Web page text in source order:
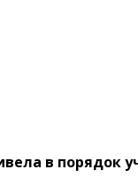
в порядок